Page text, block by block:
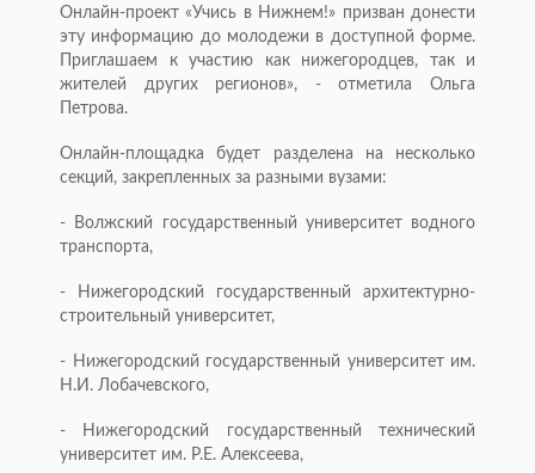
Онлайн-проект «Учись в Нижнем!» призван донести
эту информацию до молодежи в доступной форме.
Приглашаем к участию как нижегородцев, так и
жителей других регионов», - отметила Ольга
Петрова.
Онлайн-площадка будет разделена на несколько
секций, закрепленных за разными вузами:
- Волжский государственный университет водного
транспорта,
- Нижегородский государственный архитектурно-
строительный университет,
- Нижегородский государственный университет им.
Н.И. Лобачевского,
- Нижегородский государственный технический
университет им. Р.Е. Алексеева,